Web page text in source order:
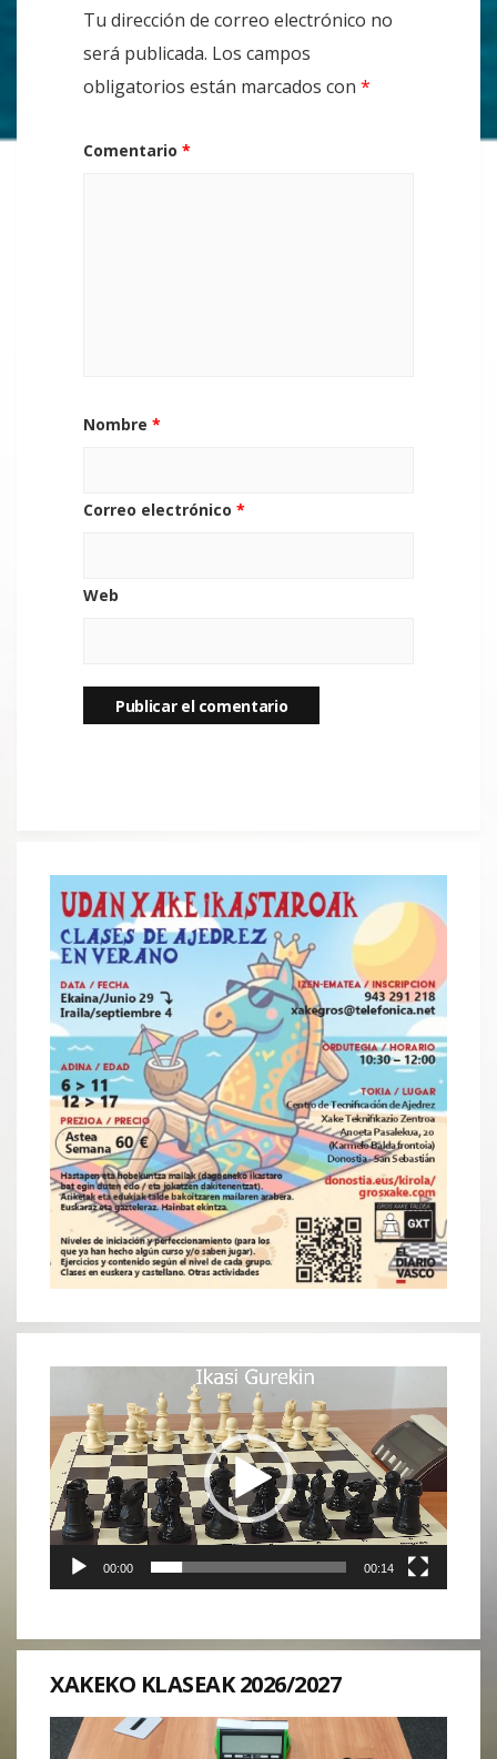
Tu dirección de correo electrónico no
será publicada. Los campos
obligatorios están marcados con *
Comentario *
Nombre *
Correo electrónico *
Web
de
vídeo
00:00 00:14
XAKEKO KLASEAK 2026/2027